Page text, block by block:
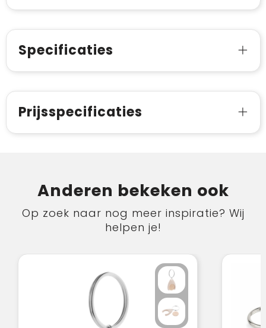
Specificaties
Prijsspecificaties
Anderen bekeken ook
Op zoek naar nog meer inspiratie? Wij
helpen je!